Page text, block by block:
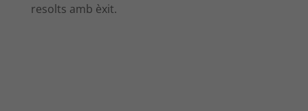
resolts amb èxit.